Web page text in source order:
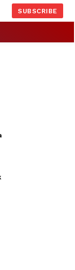
SUBSCRIBE